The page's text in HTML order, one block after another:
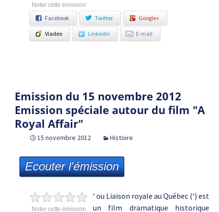
Noter cette émission
Facebook Twitter Google+
Viadeo LinkedIn E-mail
Emission du 15 novembre 2012
Emission spéciale autour du film "A
Royal Affair"
15 novembre 2012 Histoire
Ecouter l'émission
Noter cette émission
‘ ou Liaison royale au Québec (‘) est
un film dramatique historique